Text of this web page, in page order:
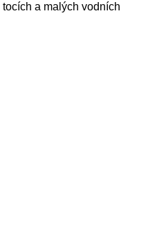
a malých vodních